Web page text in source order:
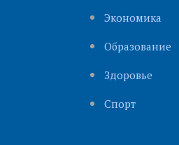
Экономика
Образование
Здоровье
Cпорт